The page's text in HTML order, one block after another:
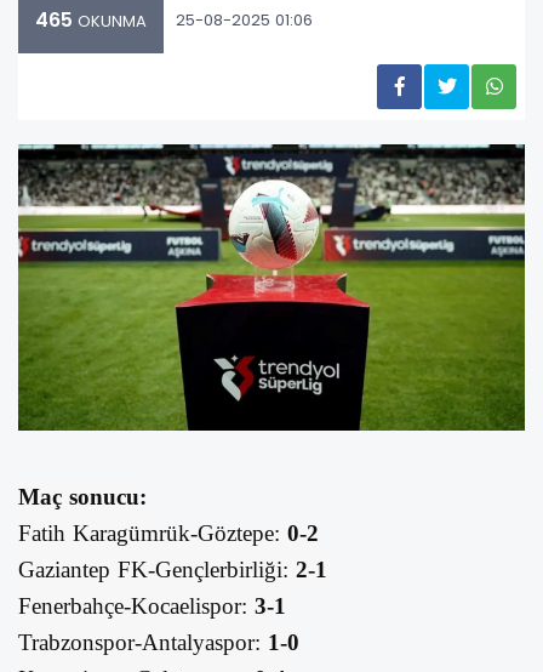
465 OKUNMA 25-08-2025 01:06
Maç sonucu:
Fatih Karagümrük-Göztepe: 0-2
Gaziantep FK-Gençlerbirliği: 2-1
Fenerbahçe-Kocaelispor: 3-1
Trabzonspor-Antalyaspor: 1-0